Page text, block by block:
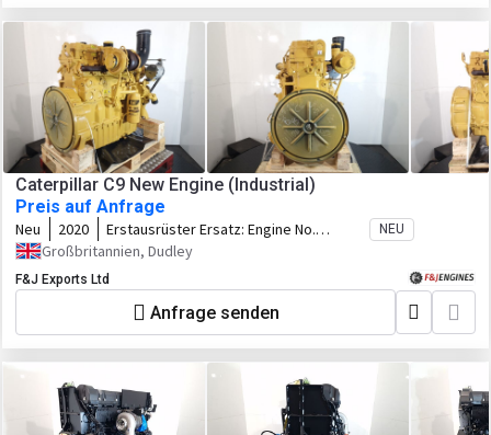
Caterpillar C9 New Engine (Industrial)
Preis auf Anfrage
Neu 2020 Erstausrüster Ersatz: Engine No.
S9Z00294 Arrangement No. 5160811
Perf Spec. 4581394
NEU
Großbritannien, Dudley
F&J Exports Ltd
Anfrage senden